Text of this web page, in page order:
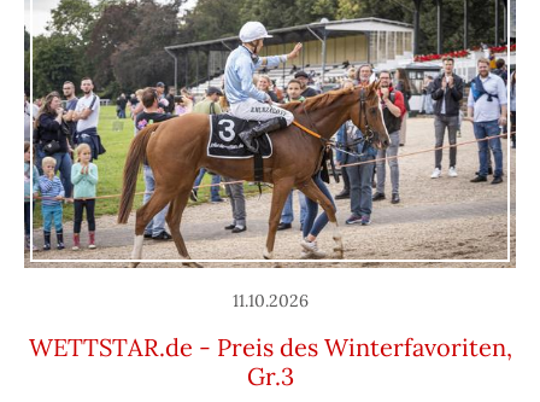
11.10.2026
WETTSTAR.de - Preis des Winterfavoriten,
Gr.3